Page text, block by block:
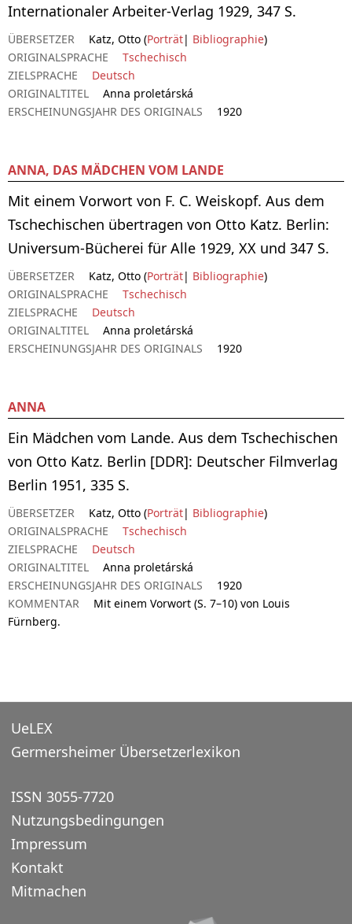
Internationaler Arbeiter-Verlag 1929, 347 S.
ÜBERSETZER Katz, Otto (Porträt| Bibliographie)
ORIGINALSPRACHE
Tschechisch
ZIELSPRACHE
Deutsch
ORIGINALTITEL
Anna proletárská
ERSCHEINUNGSJAHR DES ORIGINALS
1920
ANNA, DAS MÄDCHEN VOM LANDE
Mit einem Vorwort von F. C. Weiskopf. Aus dem
Tschechischen übertragen von Otto Katz. Berlin:
Universum-Bücherei für Alle 1929, XX und 347 S.
ÜBERSETZER Katz, Otto (Porträt| Bibliographie)
ORIGINALSPRACHE
Tschechisch
ZIELSPRACHE
Deutsch
ORIGINALTITEL
Anna proletárská
ERSCHEINUNGSJAHR DES ORIGINALS
1920
ANNA
Ein Mädchen vom Lande. Aus dem Tschechischen
von Otto Katz. Berlin [DDR]: Deutscher Filmverlag
Berlin 1951, 335 S.
ÜBERSETZER Katz, Otto (Porträt| Bibliographie)
ORIGINALSPRACHE
Tschechisch
ZIELSPRACHE
Deutsch
ORIGINALTITEL
Anna proletárská
ERSCHEINUNGSJAHR DES ORIGINALS
1920
KOMMENTAR
Mit einem Vorwort (S. 7–10) von Louis
Fürnberg.
UeLEX
Germersheimer Übersetzerlexikon
ISSN 3055-7720
Nutzungsbedingungen
Impressum
Kontakt
Mitmachen